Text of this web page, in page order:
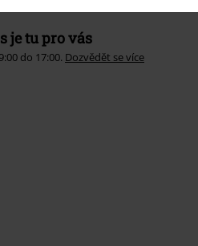
je tu pro vás
do 17:00. Dozvědět se více